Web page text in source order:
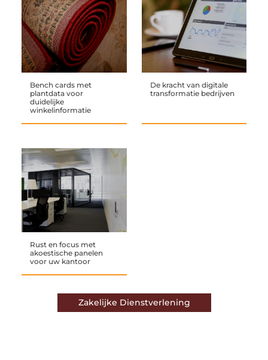
Bench cards met
plantdata voor
duidelijke
winkelinformatie
De kracht van digitale
transformatie bedrijven
Rust en focus met
akoestische panelen
voor uw kantoor
Zakelijke Dienstverlening